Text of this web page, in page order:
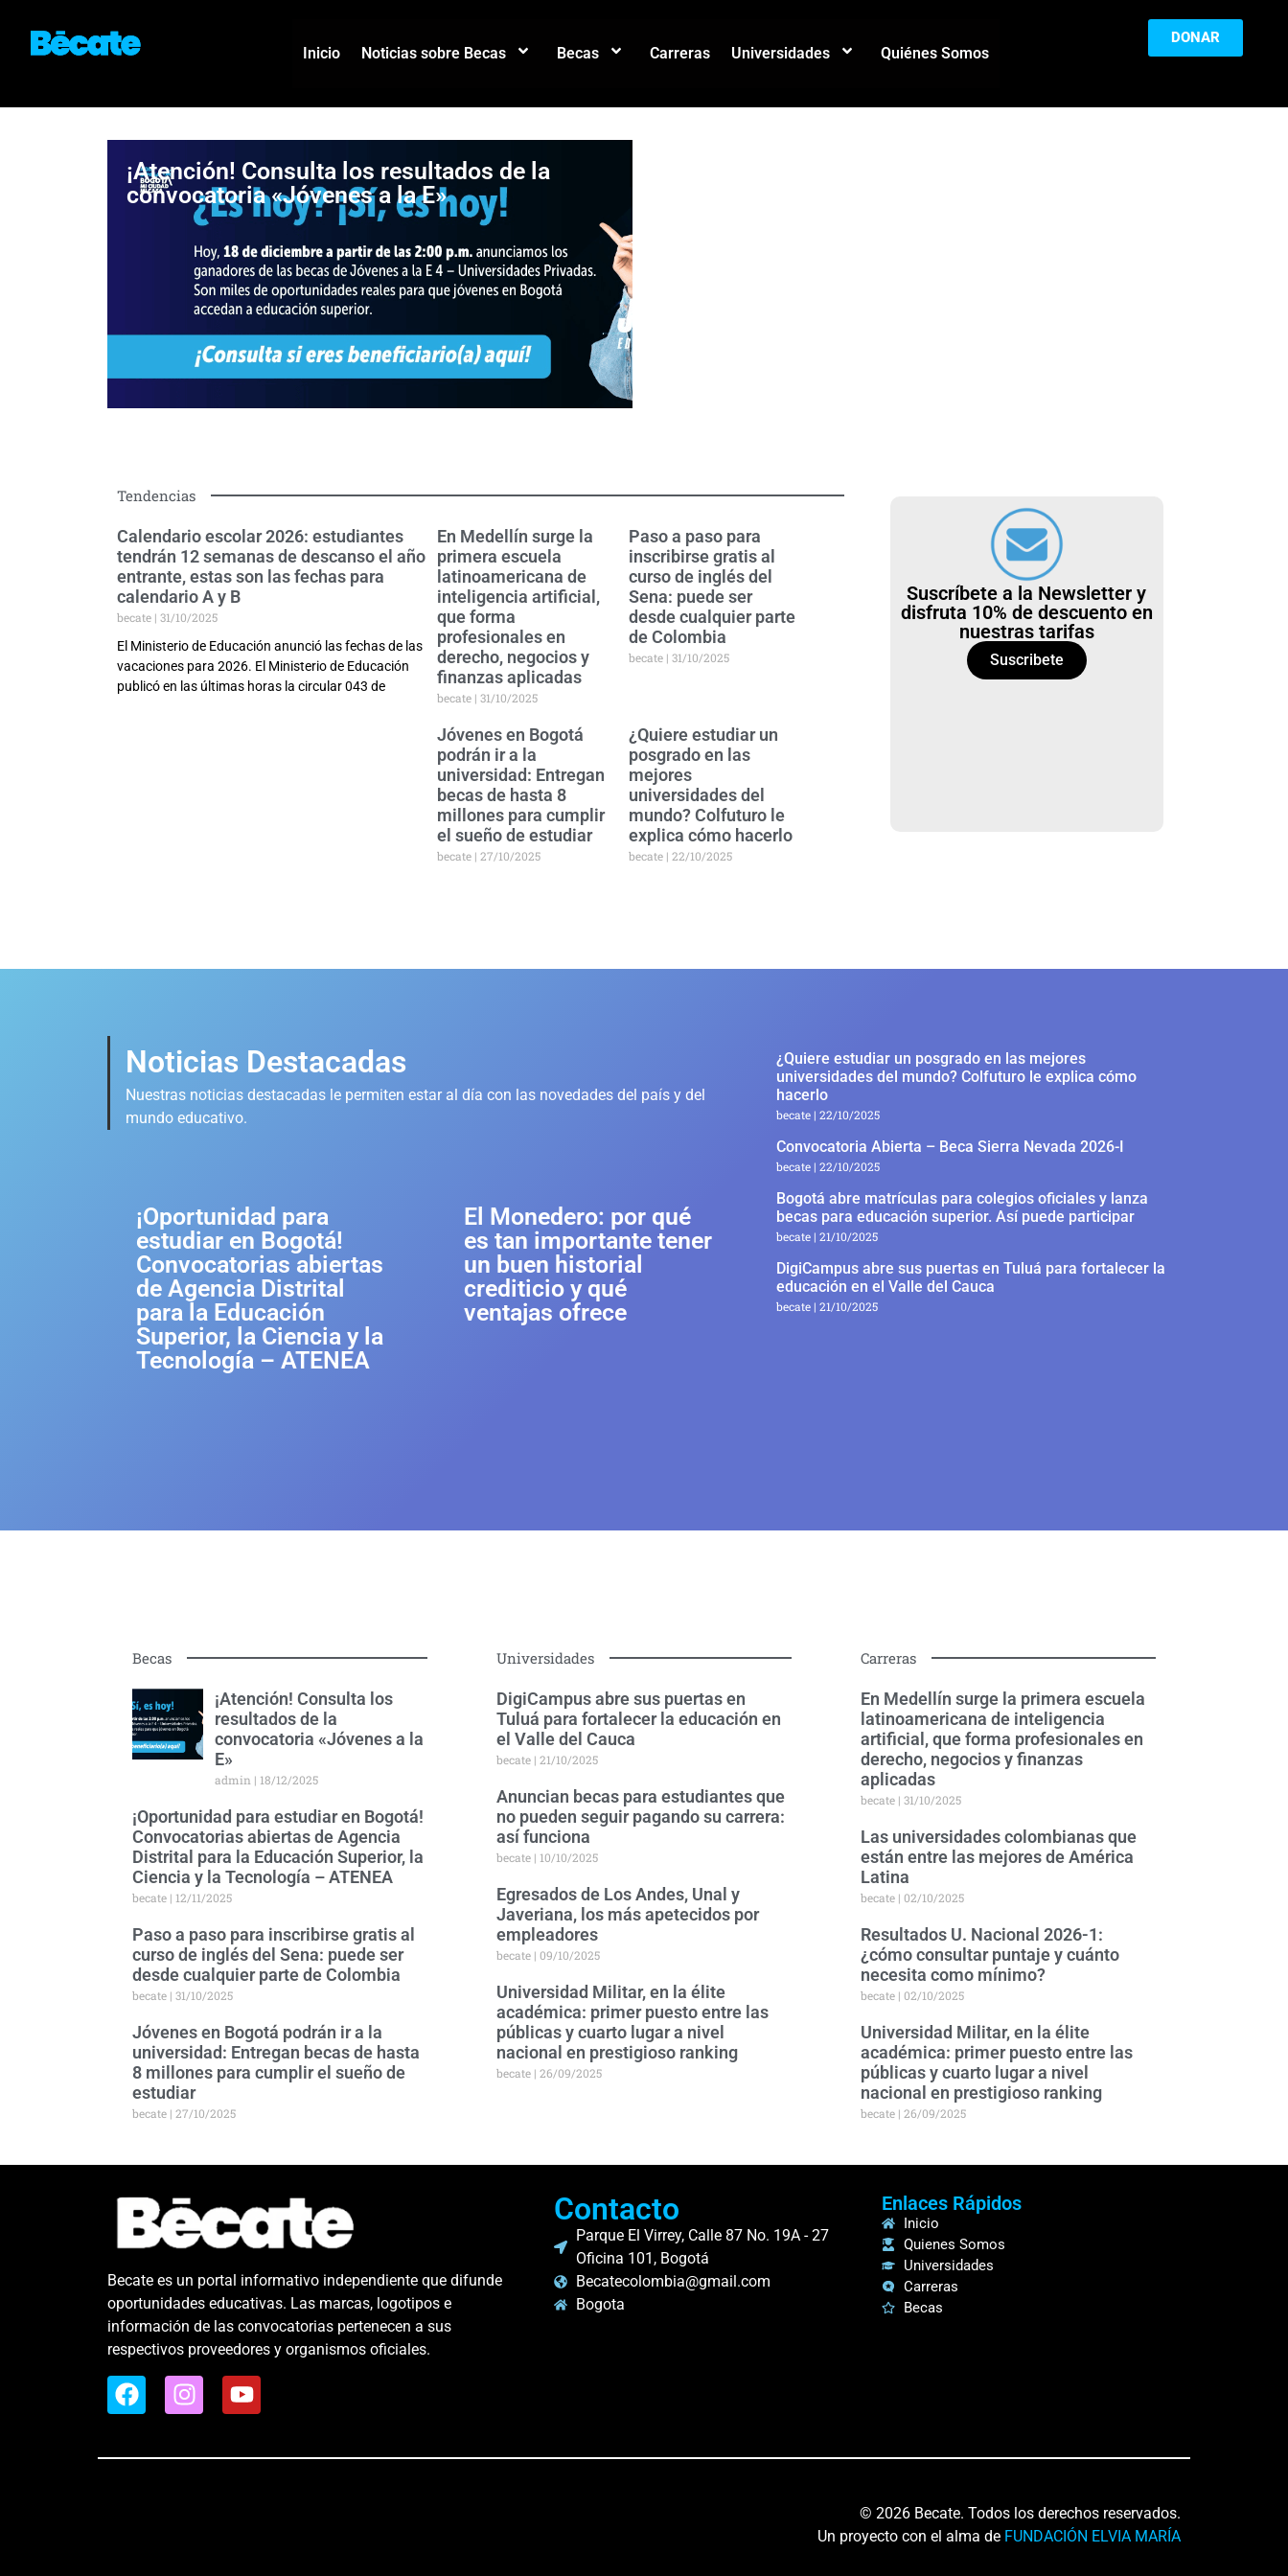
Inicio Noticias sobre Becas Becas Carreras Universidades Quiénes Somos
DONAR
¡Atención! Consulta los resultados de la
convocatoria «Jóvenes a la E»
Tendencias
Calendario escolar 2026: estudiantes
tendrán 12 semanas de descanso el año
entrante, estas son las fechas para
calendario A y B
becate 31/10/2025
El Ministerio de Educación anunció las fechas de las
vacaciones para 2026. El Ministerio de Educación
publicó en las últimas horas la circular 043 de
En Medellín surge la
primera escuela
latinoamericana de
inteligencia artificial,
que forma
profesionales en
derecho, negocios y
finanzas aplicadas
becate 31/10/2025
Paso a paso para
inscribirse gratis al
curso de inglés del
Sena: puede ser
desde cualquier parte
de Colombia
becate 31/10/2025
Jóvenes en Bogotá
podrán ir a la
universidad: Entregan
becas de hasta 8
millones para cumplir
el sueño de estudiar
becate 27/10/2025
¿Quiere estudiar un
posgrado en las
mejores
universidades del
mundo? Colfuturo le
explica cómo hacerlo
becate 22/10/2025
Suscríbete a la Newsletter y
disfruta 10% de descuento en
nuestras tarifas
Suscribete
Noticias Destacadas
Nuestras noticias destacadas le permiten estar al día con las novedades del país y del
mundo educativo.
¡Oportunidad para
estudiar en Bogotá!
Convocatorias abiertas
de Agencia Distrital
para la Educación
Superior, la Ciencia y la
Tecnología – ATENEA
El Monedero: por qué
es tan importante tener
un buen historial
crediticio y qué
ventajas ofrece
¿Quiere estudiar un posgrado en las mejores
universidades del mundo? Colfuturo le explica cómo
hacerlo
becate 22/10/2025
Convocatoria Abierta – Beca Sierra Nevada 2026-I
becate 22/10/2025
Bogotá abre matrículas para colegios oficiales y lanza
becas para educación superior. Así puede participar
becate 21/10/2025
DigiCampus abre sus puertas en Tuluá para fortalecer la
educación en el Valle del Cauca
becate 21/10/2025
Becas
¡Atención! Consulta los
resultados de la
convocatoria «Jóvenes a la
E»
admin 18/12/2025
¡Oportunidad para estudiar en Bogotá!
Convocatorias abiertas de Agencia
Distrital para la Educación Superior, la
Ciencia y la Tecnología – ATENEA
becate 12/11/2025
Paso a paso para inscribirse gratis al
curso de inglés del Sena: puede ser
desde cualquier parte de Colombia
becate 31/10/2025
Jóvenes en Bogotá podrán ir a la
universidad: Entregan becas de hasta
8 millones para cumplir el sueño de
estudiar
becate 27/10/2025
Universidades
DigiCampus abre sus puertas en
Tuluá para fortalecer la educación en
el Valle del Cauca
becate 21/10/2025
Anuncian becas para estudiantes que
no pueden seguir pagando su carrera:
así funciona
becate 10/10/2025
Egresados de Los Andes, Unal y
Javeriana, los más apetecidos por
empleadores
becate 09/10/2025
Universidad Militar, en la élite
académica: primer puesto entre las
públicas y cuarto lugar a nivel
nacional en prestigioso ranking
becate 26/09/2025
Carreras
En Medellín surge la primera escuela
latinoamericana de inteligencia
artificial, que forma profesionales en
derecho, negocios y finanzas
aplicadas
becate 31/10/2025
Las universidades colombianas que
están entre las mejores de América
Latina
becate 02/10/2025
Resultados U. Nacional 2026-1:
¿cómo consultar puntaje y cuánto
necesita como mínimo?
becate 02/10/2025
Universidad Militar, en la élite
académica: primer puesto entre las
públicas y cuarto lugar a nivel
nacional en prestigioso ranking
becate 26/09/2025
Becate es un portal informativo independiente que difunde
oportunidades educativas. Las marcas, logotipos e
información de las convocatorias pertenecen a sus
respectivos proveedores y organismos oficiales.
Contacto
Parque El Virrey, Calle 87 No. 19A - 27
Oficina 101, Bogotá
Becatecolombia@gmail.com
Bogota
Enlaces Rápidos
Inicio
Quienes Somos
Universidades
Carreras
Becas
© 2026 Becate. Todos los derechos reservados.
Un proyecto con el alma de FUNDACIÓN ELVIA MARÍA